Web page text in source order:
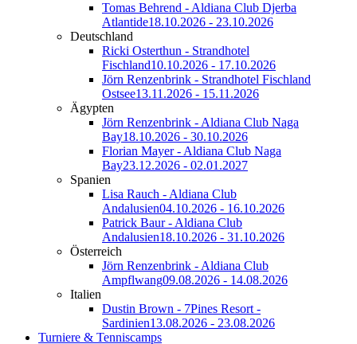
Tomas Behrend - Aldiana Club Djerba
Atlantide18.10.2026 - 23.10.2026
Deutschland
Ricki Osterthun - Strandhotel
Fischland10.10.2026 - 17.10.2026
Jörn Renzenbrink - Strandhotel Fischland
Ostsee13.11.2026 - 15.11.2026
Ägypten
Jörn Renzenbrink - Aldiana Club Naga
Bay18.10.2026 - 30.10.2026
Florian Mayer - Aldiana Club Naga
Bay23.12.2026 - 02.01.2027
Spanien
Lisa Rauch - Aldiana Club
Andalusien04.10.2026 - 16.10.2026
Patrick Baur - Aldiana Club
Andalusien18.10.2026 - 31.10.2026
Österreich
Jörn Renzenbrink - Aldiana Club
Ampflwang09.08.2026 - 14.08.2026
Italien
Dustin Brown - 7Pines Resort -
Sardinien13.08.2026 - 23.08.2026
Turniere & Tenniscamps